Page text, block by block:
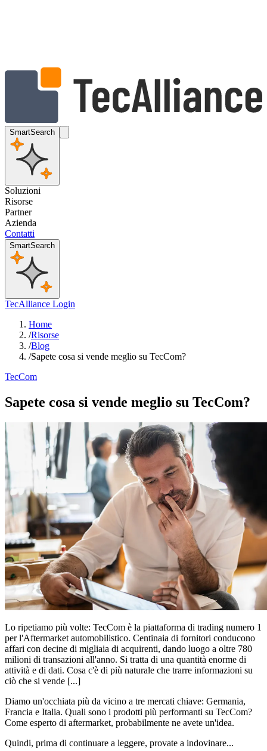
SmartSearch
Soluzioni
Risorse
Partner
Azienda
Contatti
SmartSearch
TecAlliance Login
Home
/Risorse
/Blog
/Sapete cosa si vende meglio su TecCom?
TecCom
Sapete cosa si vende meglio su TecCom?
Lo ripetiamo più volte: TecCom è la piattaforma di trading numero 1
per l'Aftermarket automobilistico. Centinaia di fornitori conducono
affari con decine di migliaia di acquirenti, dando luogo a oltre 780
milioni di transazioni all'anno. Si tratta di una quantità enorme di
attività e di dati. Cosa c'è di più naturale che trarre informazioni su
ciò che si vende [...]
Diamo un'occhiata più da vicino a tre mercati chiave: Germania,
Francia e Italia. Quali sono i prodotti più performanti su TecCom?
Come esperto di aftermarket, probabilmente ne avete un'idea.
Quindi, prima di continuare a leggere, provate a indovinare...